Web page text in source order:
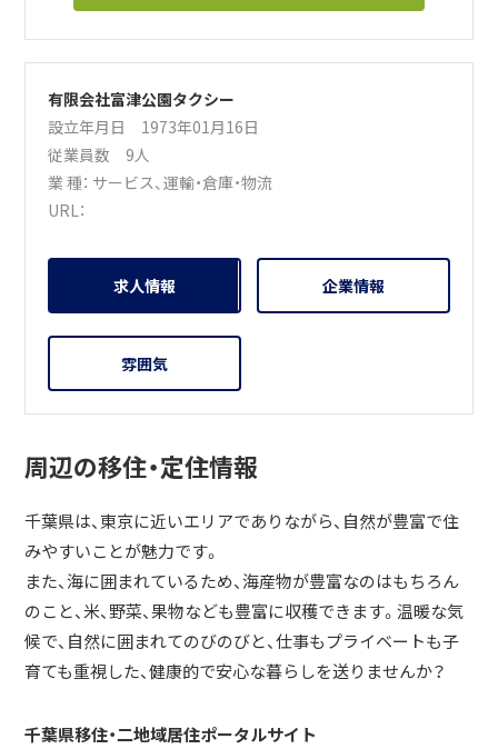
有限会社富津公園タクシー
設立年月日 1973年01月16日
従業員数 9人
業 種： サービス、運輸・倉庫・物流
URL：
求人情報 企業情報
雰囲気
周辺の移住・定住情報
千葉県は、東京に近いエリアでありながら、自然が豊富で住
みやすいことが魅力です。
また、海に囲まれているため、海産物が豊富なのはもちろん
のこと、米、野菜、果物なども豊富に収穫できます。温暖な気
候で、自然に囲まれてのびのびと、仕事もプライベートも子
育ても重視した、健康的で安心な暮らしを送りませんか？
千葉県移住・二地域居住ポータルサイト